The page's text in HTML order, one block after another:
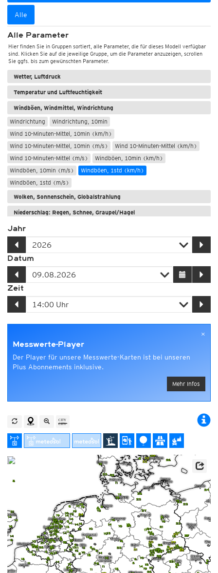
Alle
Alle Parameter
Hier finden Sie in Gruppen sortiert, alle Parameter, die für dieses Modell verfügbar
sind. Klicken Sie auf die jeweilige Gruppe, um die Parameter anzuzeigen, scrollen
Sie ggfs. bis zum gewünschten Parameter.
Wetter, Luftdruck
Temperatur und Luftfeuchtigkeit
Windböen, Windmittel, Windrichtung
Windrichtung
Windrichtung, 10min
Wind 10-Minuten-Mittel, 10min (km/h)
Wind 10-Minuten-Mittel, 10min (m/s)
Wind 10-Minuten-Mittel (km/h)
Wind 10-Minuten-Mittel (m/s)
Windböen, 10min (km/h)
Windböen, 10min (m/s)
Windböen, 1std (km/h)
Windböen, 1std (m/s)
Wolken, Sonnenschein, Globalstrahlung
Niederschlag: Regen, Schnee, Graupel/Hagel
Jahr
Datum
Zeit
×
Messwerte-Player
Der Player für unsere Messwerte-Karten ist bei unseren
Plus Abonnements inklusive.
Mehr Infos